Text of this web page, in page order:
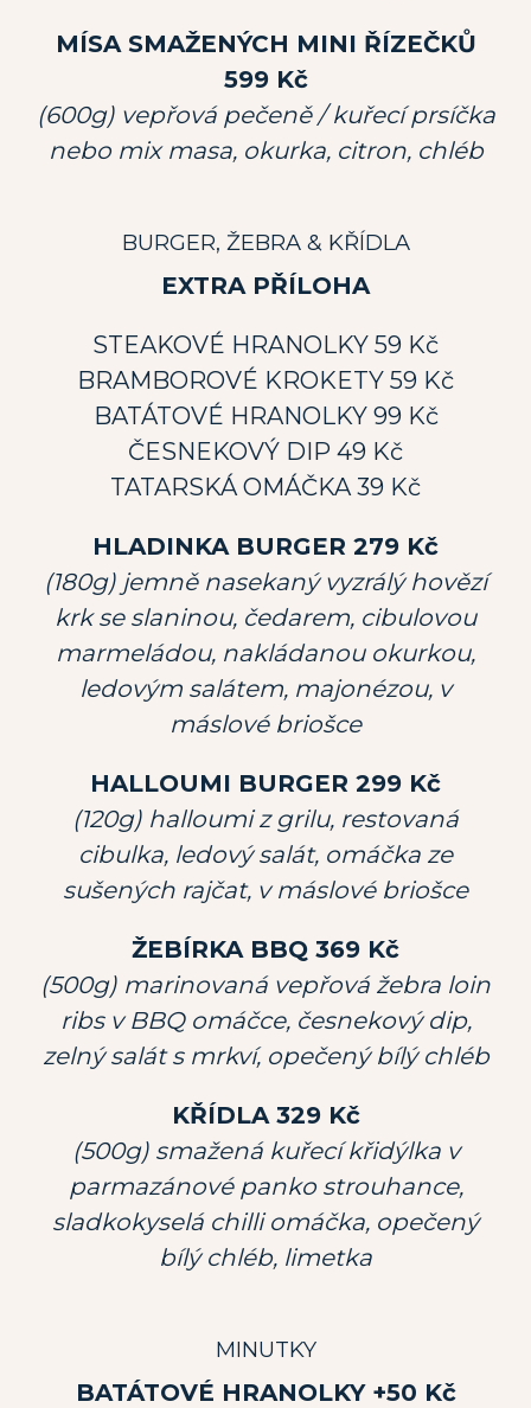
MÍSA SMAŽENÝCH MINI ŘÍZEČKŮ
599 Kč
(600g) vepřová pečeně / kuřecí prsíčka
nebo mix masa, okurka, citron, chléb
BURGER, ŽEBRA & KŘÍDLA
EXTRA PŘÍLOHA
STEAKOVÉ HRANOLKY 59 Kč
BRAMBOROVÉ KROKETY 59 Kč
BATÁTOVÉ HRANOLKY 99 Kč
ČESNEKOVÝ DIP 49 Kč
TATARSKÁ OMÁČKA 39 Kč
HLADINKA BURGER 279 Kč
(180g) jemně nasekaný vyzrálý hovězí
krk se slaninou, čedarem, cibulovou
marmeládou, nakládanou okurkou,
ledovým salátem, majonézou, v
máslové briošce
HALLOUMI BURGER 299 Kč
(120g) halloumi z grilu, restovaná
cibulka, ledový salát, omáčka ze
sušených rajčat, v máslové briošce
ŽEBÍRKA BBQ 369 Kč
(500g) marinovaná vepřová žebra loin
ribs v BBQ omáčce, česnekový dip,
zelný salát s mrkví, opečený bílý chléb
KŘÍDLA 329 Kč
(500g) smažená kuřecí křidýlka v
parmazánové panko strouhance,
sladkokyselá chilli omáčka, opečený
bílý chléb, limetka
MINUTKY
BATÁTOVÉ HRANOLKY +50 Kč